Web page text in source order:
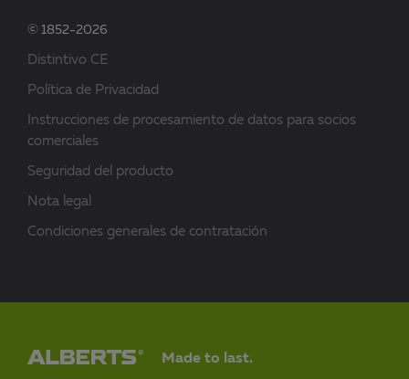
© 1852-2026
Distintivo CE
Política de Privacidad
Instrucciones de procesamiento de datos para socios
comerciales
Seguridad del producto
Nota legal
Condiciones generales de contratación
Made to last.